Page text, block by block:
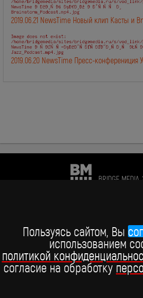
Пользуясь сайтом, Вы
использованием
политикой
согласие на обработку
2019.06.21 NewsTime Новый клип Касты и
2019.06.20 NewsTime Пресс-конферениция
BRIDGE MEDIA,
Telegram BRIDGE MEDIA
Telegram BABY TIME
ВКонтакте